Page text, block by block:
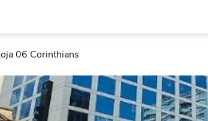
06 Corinthians